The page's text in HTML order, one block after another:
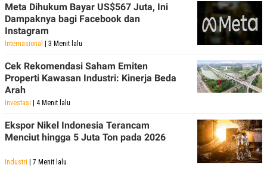
Meta Dihukum Bayar US$567 Juta, Ini
Dampaknya bagi Facebook dan
Instagram
Internasional | 3 Menit lalu
Cek Rekomendasi Saham Emiten
Properti Kawasan Industri: Kinerja Beda
Arah
Investasi | 4 Menit lalu
Ekspor Nikel Indonesia Terancam
Menciut hingga 5 Juta Ton pada 2026
Industri | 7 Menit lalu